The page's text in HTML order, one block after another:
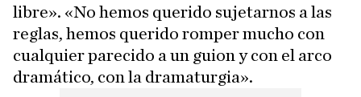
libre». «No hemos querido sujetarnos a las
reglas, hemos querido romper mucho con
cualquier parecido a un guion y con el arco
dramático, con la dramaturgia».